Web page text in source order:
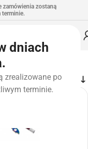
dniach
zrealizowane po
terminie.
zamówienia zostaną
terminie.
»Oliv
-2